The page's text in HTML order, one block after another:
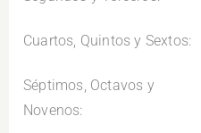
Cuartos, Quintos y Sextos:
Séptimos, Octavos y
Novenos: